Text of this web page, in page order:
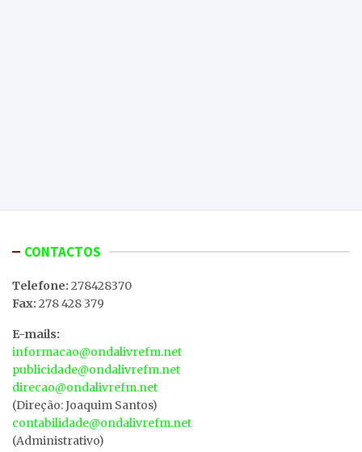
CONTACTOS
Telefone: 278428370
Fax: 278 428 379
E-mails:
informacao@ondalivrefm.net
publicidade@ondalivrefm.net
direcao@ondalivrefm.net
(Direção: Joaquim Santos)
contabilidade@ondalivrefm.net
(Administrativo)